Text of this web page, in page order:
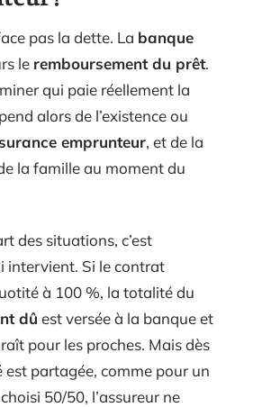
pas la dette. La banque
le remboursement du prêt.
qui paie réellement la
alors de l’existence ou
emprunteur, et de la
la famille au moment du
des situations, c’est
intervient. Si le contrat
à 100 %, la totalité du
dû est versée à la banque et
pour les proches. Mais dès
partagée, comme pour un
50/50, l’assureur ne